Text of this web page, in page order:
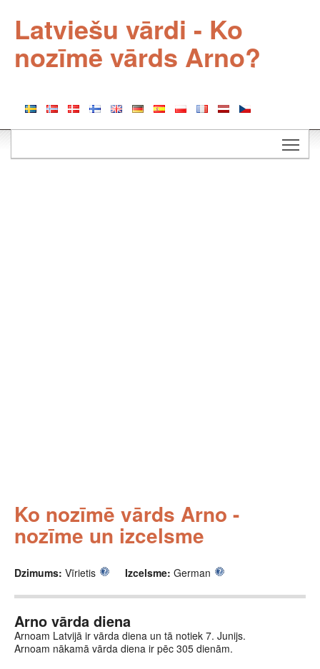
Latviešu vārdi - Ko
nozīmē vārds Arno?
Ko nozīmē vārds Arno -
nozīme un izcelsme
Dzimums: Vīrietis Izcelsme: German
Arno vārda diena
Arnoam Latvijā ir vārda diena un tā notiek 7. Junijs.
Arnoam nākamā vārda diena ir pēc 305 dienām.